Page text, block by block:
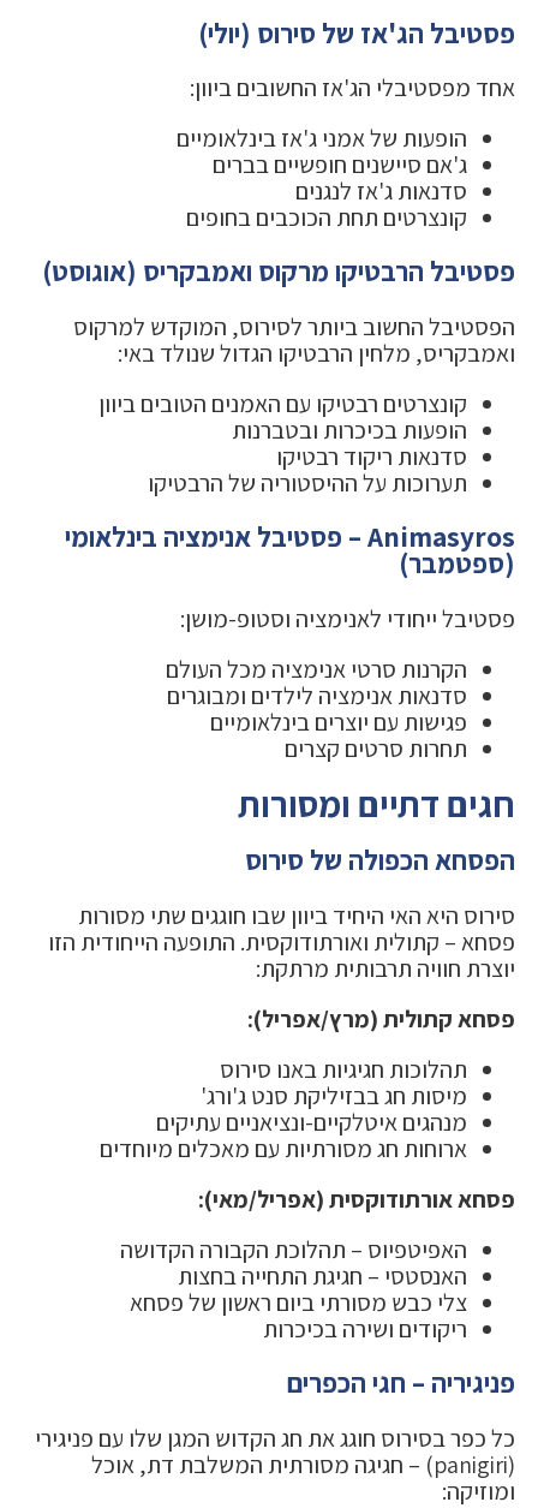
פסטיבל הג'אז של סירוס (יולי)
אחד מפסטיבלי הג'אז החשובים ביוון:
הופעות של אמני ג'אז בינלאומיים
ג'אם סיישנים חופשיים בברים
סדנאות ג'אז לנגנים
קונצרטים תחת הכוכבים בחופים
פסטיבל הרבטיקו מרקוס ואמבקריס (אוגוסט)
הפסטיבל החשוב ביותר לסירוס, המוקדש למרקוס
ואמבקריס, מלחין הרבטיקו הגדול שנולד באי:
קונצרטים רבטיקו עם האמנים הטובים ביוון
הופעות בכיכרות ובטברנות
סדנאות ריקוד רבטיקו
תערוכות על ההיסטוריה של הרבטיקו
Animasyros – פסטיבל אנימציה בינלאומי
(ספטמבר)
פסטיבל ייחודי לאנימציה וסטופ-מושן:
הקרנות סרטי אנימציה מכל העולם
סדנאות אנימציה לילדים ומבוגרים
פגישות עם יוצרים בינלאומיים
תחרות סרטים קצרים
חגים דתיים ומסורות
הפסחא הכפולה של סירוס
סירוס היא האי היחיד ביוון שבו חוגגים שתי מסורות
פסחא – קתולית ואורתודוקסית. התופעה הייחודית הזו
יוצרת חוויה תרבותית מרתקת:
פסחא קתולית (מרץ/אפריל):
תהלוכות חגיגיות באנו סירוס
מיסות חג בבזיליקת סנט ג'ורג'
מנהגים איטלקיים-ונציאניים עתיקים
ארוחות חג מסורתיות עם מאכלים מיוחדים
פסחא אורתודוקסית (אפריל/מאי):
האפיטפיוס – תהלוכת הקבורה הקדושה
האנסטסי – חגיגת התחייה בחצות
צלי כבש מסורתי ביום ראשון של פסחא
ריקודים ושירה בכיכרות
פניגיריה – חגי הכפרים
כל כפר בסירוס חוגג את חג הקדוש המגן שלו עם פניגירי
(panigiri) – חגיגה מסורתית המשלבת דת, אוכל
ומוזיקה: